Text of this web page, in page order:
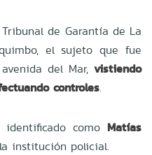
de Garantía de La
el sujeto que fue
del Mar, vistiendo
controles.
como Matías
institución policial.